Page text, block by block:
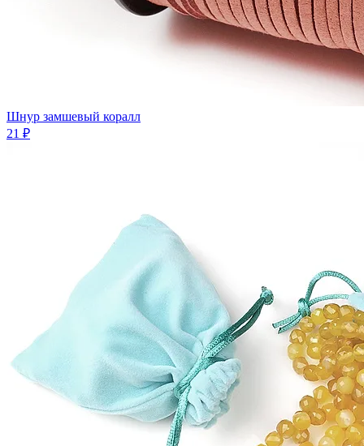
Шнур замшевый коралл
21 ₽